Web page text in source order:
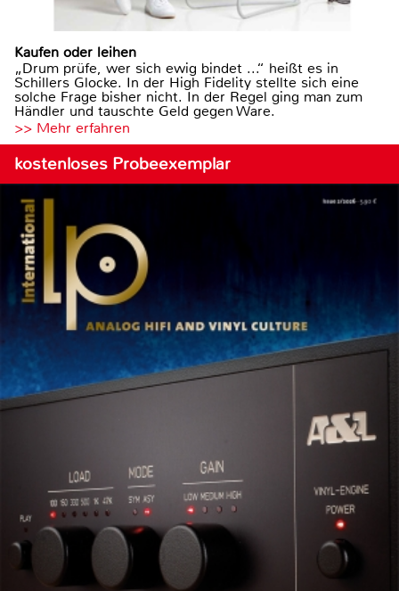
Kaufen oder leihen
„Drum prüfe, wer sich ewig bindet ...“ heißt es in
Schillers Glocke. In der High Fidelity stellte sich eine
solche Frage bisher nicht. In der Regel ging man zum
Händler und tauschte Geld gegen Ware.
>> Mehr erfahren
kostenloses Probeexemplar